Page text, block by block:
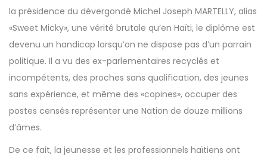
la présidence du dévergondé Michel Joseph MARTELLY, alias
«Sweet Micky», une vérité brutale qu’en Haïti, le diplôme est
devenu un handicap lorsqu’on ne dispose pas d’un parrain
politique. Il a vu des ex-parlementaires recyclés et
incompétents, des proches sans qualification, des jeunes
sans expérience, et même des «copines», occuper des
postes censés représenter une Nation de douze millions
d’âmes.
De ce fait, la jeunesse et les professionnels haïtiens ont